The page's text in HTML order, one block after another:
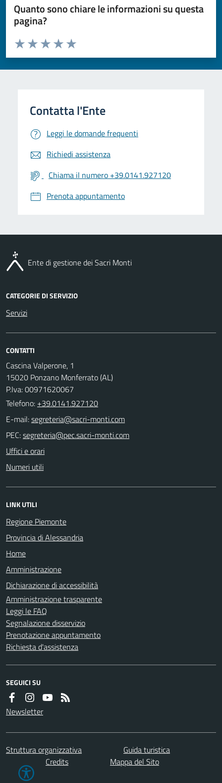
Quanto sono chiare le informazioni su questa
pagina?
Valuta da 1 a 5 stelle la pagina
Valuta 5 stelle su 5
Valuta 4 stelle su 5
Valuta 3 stelle su 5
Valuta 2 stelle su 5
Valuta 1 stelle su 5
Leggi le domande frequenti
Richiedi assistenza
Chiama il numero +39.0141.927120
Prenota appuntamento
Ente di gestione dei Sacri Monti
CATEGORIE DI SERVIZIO
Servizi
CONTATTI
Cascina Valperone, 1
15020 Ponzano Monferrato (AL)
P.Iva: 00971620067
Telefono: +39.0141.927120
E-mail:
PEC:
Uffici e orari
Numeri utili
LINK UTILI
Regione Piemonte
Provincia di Alessandria
Home
Amministrazione
Dichiarazione di accessibilità
Amministrazione trasparente
Leggi le FAQ
Segnalazione disservizio
Prenotazione appuntamento
Richiesta d'assistenza
SEGUICI SU
Newsletter
Struttura organizzativa
Guida turistica
Credits
Mappa del Sito